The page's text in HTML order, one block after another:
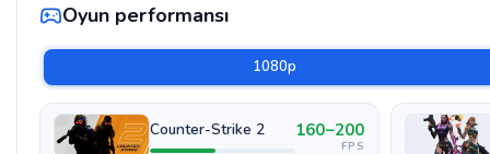
Oyun performansı
1080p
Counter-Strike 2 160–200
FPS